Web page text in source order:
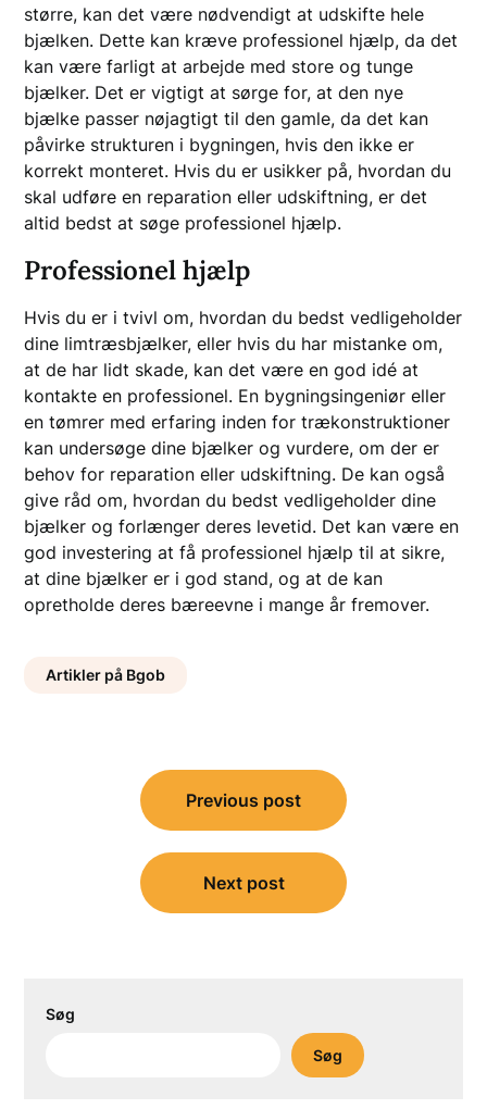
større, kan det være nødvendigt at udskifte hele
bjælken. Dette kan kræve professionel hjælp, da det
kan være farligt at arbejde med store og tunge
bjælker. Det er vigtigt at sørge for, at den nye
bjælke passer nøjagtigt til den gamle, da det kan
påvirke strukturen i bygningen, hvis den ikke er
korrekt monteret. Hvis du er usikker på, hvordan du
skal udføre en reparation eller udskiftning, er det
altid bedst at søge professionel hjælp.
Professionel hjælp
Hvis du er i tvivl om, hvordan du bedst vedligeholder
dine limtræsbjælker, eller hvis du har mistanke om,
at de har lidt skade, kan det være en god idé at
kontakte en professionel. En bygningsingeniør eller
en tømrer med erfaring inden for trækonstruktioner
kan undersøge dine bjælker og vurdere, om der er
behov for reparation eller udskiftning. De kan også
give råd om, hvordan du bedst vedligeholder dine
bjælker og forlænger deres levetid. Det kan være en
god investering at få professionel hjælp til at sikre,
at dine bjælker er i god stand, og at de kan
opretholde deres bæreevne i mange år fremover.
Artikler på Bgob
Indlægsnavigation
Previous post
Next post
Søg
Søg